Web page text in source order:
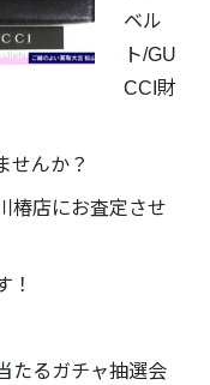
ベル
ト/GU
CCI財
せんか？
椿店にお査定させ
！
たるガチャ抽選会